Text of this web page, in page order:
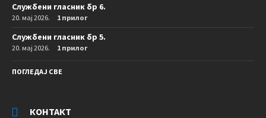
Службени гласник бр 6.
20. мај 2026. 1 прилог
Службени гласник бр 5.
20. мај 2026. 1 прилог
ПОГЛЕДАЈ СВЕ
КОНТАКТ